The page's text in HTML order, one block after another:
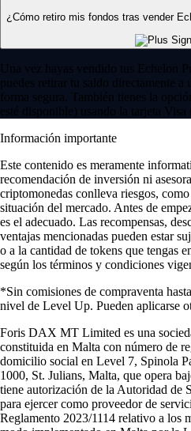
¿Cómo retiro mis fondos tras vender
Una vez hayas vendido tus Echelon
puedes retirar tu saldo directamente a
forma segura. También tienes la
esté disponible) usando la tarjeta Visa
Información importante
Este contenido es meramente
recomendación de inversión ni
criptomonedas conlleva riesgos,
situación del mercado. Antes de
es el adecuado. Las recompensas,
ventajas mencionadas pueden estar
o a la cantidad de tokens que tengas
según los términos y condiciones
*Sin comisiones de compraventa
nivel de Level Up. Pueden aplicarse
Foris DAX MT Limited es una
constituida en Malta con número de
domicilio social en Level 7, Spinola
1000, St. Julians, Malta, que opera
tiene autorización de la Autoridad de
para ejercer como proveedor de
Reglamento 2023/1114 relativo a los